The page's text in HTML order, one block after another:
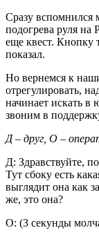
Сразу вспомнился
подогрева руля на
еще квест. Кнопку
показал.
Но вернемся к
отрегулировать,
начинает искать
звоним в
Д – друг, О –
Д: Здравствуйте,
Тут сбоку есть
выглядит она как
же, это она?
О: (3 секунды